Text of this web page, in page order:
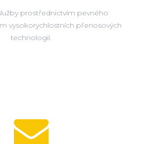
prostřednictvím pevného
vysokorychlostních přenosových
technologií.